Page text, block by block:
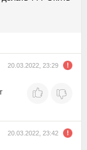
20.03.2022, 23:29
20.03.2022, 23:42